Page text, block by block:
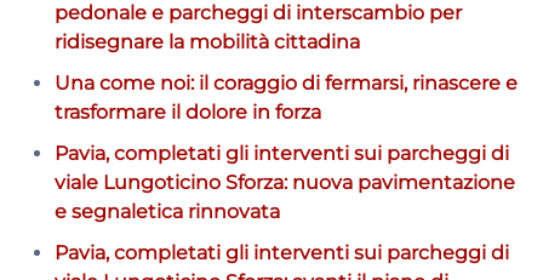
pedonale e parcheggi di interscambio per
ridisegnare la mobilità cittadina
Una come noi: il coraggio di fermarsi, rinascere e
trasformare il dolore in forza
Pavia, completati gli interventi sui parcheggi di
viale Lungoticino Sforza: nuova pavimentazione
e segnaletica rinnovata
Pavia, completati gli interventi sui parcheggi di